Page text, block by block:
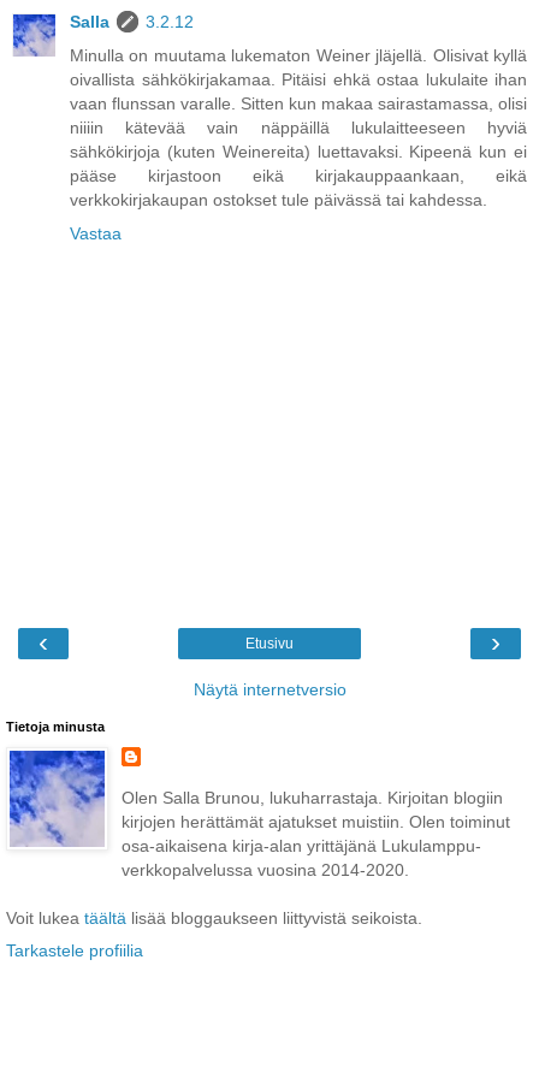
Salla
3.2.12
Minulla on muutama lukematon Weiner jläjellä. Olisivat kyllä
oivallista sähkökirjakamaa. Pitäisi ehkä ostaa lukulaite ihan
vaan flunssan varalle. Sitten kun makaa sairastamassa, olisi
niiiin kätevää vain näppäillä lukulaitteeseen hyviä
sähkökirjoja (kuten Weinereita) luettavaksi. Kipeenä kun ei
pääse kirjastoon eikä kirjakauppaankaan, eikä
verkkokirjakaupan ostokset tule päivässä tai kahdessa.
Vastaa
‹ ›
Etusivu
Näytä internetversio
Tietoja minusta
Olen Salla Brunou, lukuharrastaja. Kirjoitan blogiin
kirjojen herättämät ajatukset muistiin. Olen toiminut
osa-aikaisena kirja-alan yrittäjänä Lukulamppu-
verkkopalvelussa vuosina 2014-2020.
Voit lukea täältä lisää bloggaukseen liittyvistä seikoista.
Tarkastele profiilia